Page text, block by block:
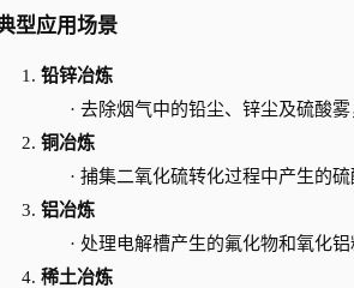
型应用场景
1. 铅锌冶炼
· 去除烟气中的铅尘、锌尘及硫酸雾
2. 铜冶炼
· 捕集二氧化硫转化过程中产生的
3. 铝冶炼
· 处理电解槽产生的氟化物和氧化铝
4. 稀土冶炼